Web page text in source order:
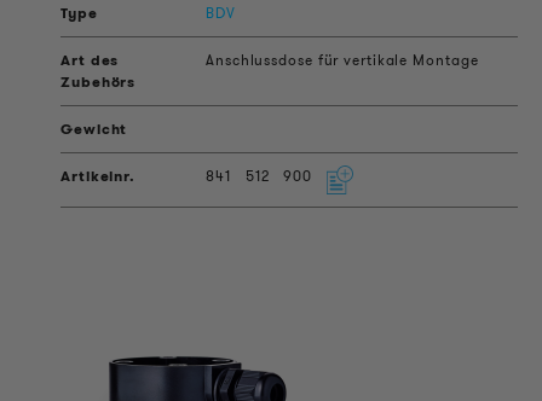
BDV
Anschlussdose für vertikale Montage
841 512 900